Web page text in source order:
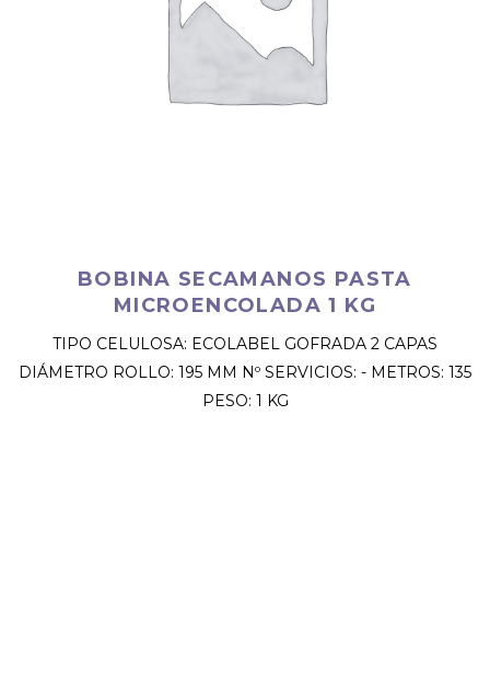
BOBINA SECAMANOS PASTA
MICROENCOLADA 1 KG
TIPO CELULOSA: ECOLABEL GOFRADA 2 CAPAS
DIÁMETRO ROLLO: 195 MM Nº SERVICIOS: - METROS: 135
PESO: 1 KG